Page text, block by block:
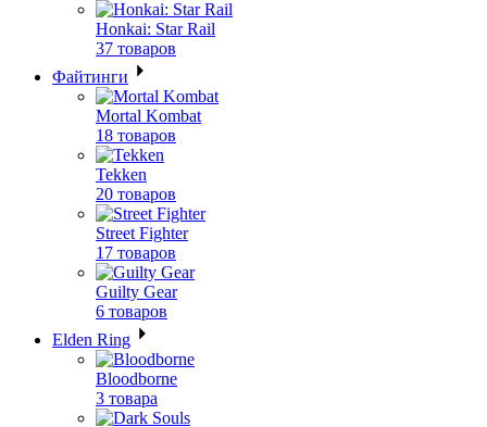
Honkai: Star Rail
37 товаров
Файтинги
Mortal Kombat
18 товаров
Tekken
20 товаров
Street Fighter
17 товаров
Guilty Gear
6 товаров
Elden Ring
Bloodborne
3 товара